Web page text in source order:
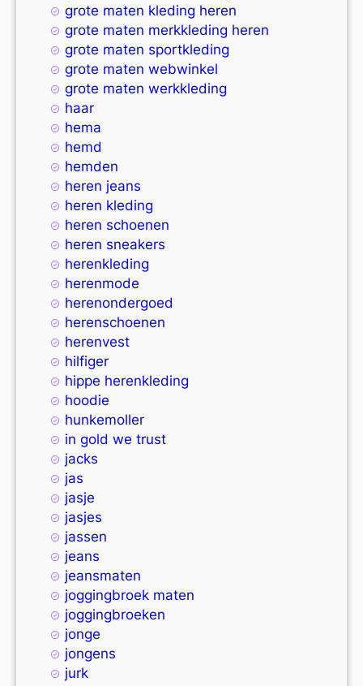
grote maten kleding heren
grote maten merkkleding heren
grote maten sportkleding
grote maten webwinkel
grote maten werkkleding
haar
hema
hemd
hemden
heren jeans
heren kleding
heren schoenen
heren sneakers
herenkleding
herenmode
herenondergoed
herenschoenen
herenvest
hilfiger
hippe herenkleding
hoodie
hunkemoller
in gold we trust
jacks
jas
jasje
jasjes
jassen
jeans
jeansmaten
joggingbroek maten
joggingbroeken
jonge
jongens
jurk